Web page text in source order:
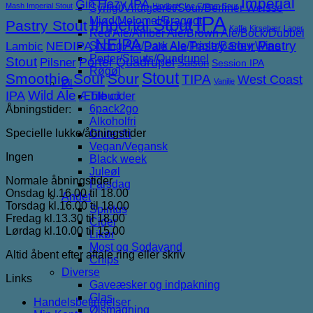
Syrligt/Vildtgæret/Sour/Berliner Weisse
Mjød/Melomel/Braggot
Red Ale/Amber Ale/Brown Ale/Bock/Dubbel
Strong Ale/Dark Ale/Triple/Barley Wine
Porter/Stouts/Quadrupel
Røgøl
Øl
Tilbud
6pack2go
Alkoholfri
Glutenfri
Vegan/Vegansk
Black week
Juleøl
Farsdag
Andet
Spiritus
Cider
Likør
Most og Sodavand
Chips
Diverse
Gaveæsker og indpakning
Glas
Ølsmagning
Mash Imperial Stout GinHazy IPA Hindbær Ice Cream Sour
Pastry StoutImperial StoutIPA Kaffe Kirsebær Lager
Lambic NEDIPANEIPA Pale Ale Pastry SourPastry
Stout Pilsner Porter Quadrupel Saison Session IPA
Smoothie SourSour StoutTIPA Vanilje West Coast
IPAWild Ale Æble cider
Åbningstider:
Specielle lukke/åbningstider
Ingen
Normale åbningstider
Onsdag kl.16.00 til 18.00
Torsdag kl.16.00 til 18.00
Fredag kl.13.30 til 18.00
Lørdag kl.10.00 til 15.00
Altid åbent efter aftale ring eller skriv
Links
Handelsbetingelser